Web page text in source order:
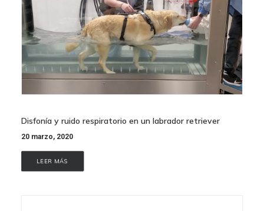
Disfonía y ruido respiratorio en un labrador retriever
20 marzo, 2020
LEER MÁS